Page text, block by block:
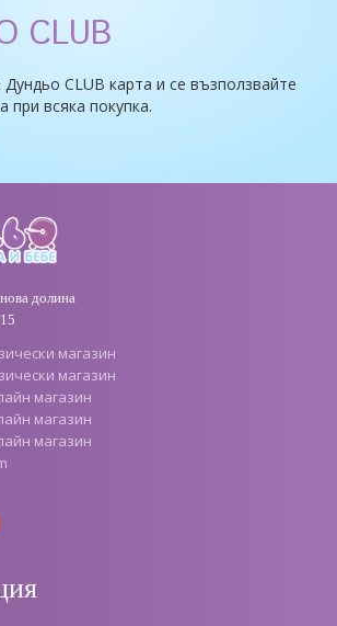
CLUB
CLUB карта и се възползвайте
при всяка покупка.
долина
магазин
магазин
магазин
магазин
магазин